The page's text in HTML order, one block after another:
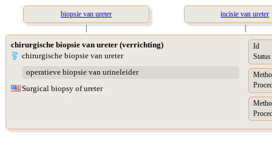
biopsie van ureter
incisie van ureter
|
|
chirurgische biopsie van ureter (verrichting)
chirurgische biopsie van ureter
operatieve biopsie van urineleider
Surgical biopsy of ureter
Id
Status